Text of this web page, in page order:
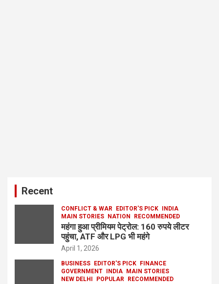
Recent
CONFLICT & WAR EDITOR'S PICK
INDIA
MAIN STORIES
NATION RECOMMENDED
महंगा हुआ प्रीमियम पेट्रोल: 160 रुपये लीटर
पहुंचा, ATF और LPG भी महंगे
April 1, 2026
BUSINESS EDITOR'S PICK
FINANCE
GOVERNMENT
INDIA
MAIN STORIES
NEW DELHI
POPULAR RECOMMENDED